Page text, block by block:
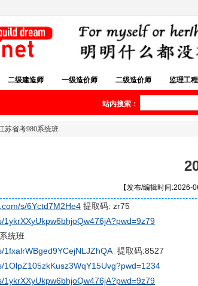
二级建造师 一级造价师 二级造价师 监理工
站内搜索：
苏省考980系统班
【发布/编辑时间
s/6Yctd7M2He4 提取码: zr75
1ykrXXyUkpw6bhjoQw476jA?pwd=9z79
统班
1fxalrWBged9YCejNLJZhQA 提取码:8527
1OlpZ105zkKusz3WqY15Uvg?pwd=1234
1ykrXXyUkpw6bhjoQw476jA?pwd=9z79